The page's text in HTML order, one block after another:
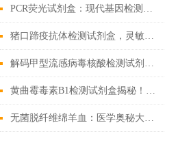
PCR荧光试剂盒：现代基因检测的得力助手
猪口蹄疫抗体检测试剂盒，灵敏度高，检测结果稳定可靠
解码甲型流感病毒核酸检测试剂盒奥秘，精准锁定病毒
黄曲霉毒素B1检测试剂盒揭秘！精准锁定隐患
无菌脱纤维绵羊血：医学奥秘大揭秘！